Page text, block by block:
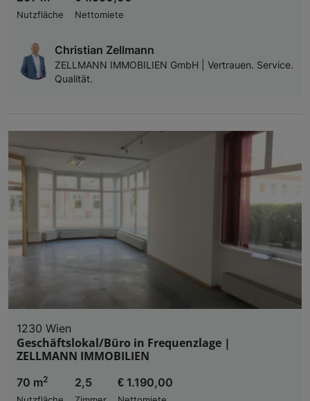
Nutzfläche
Nettomiete
Christian Zellmann
ZELLMANN IMMOBILIEN GmbH | Vertrauen. Service.
Qualität.
1230 Wien
Geschäftslokal/Büro in Frequenzlage |
ZELLMANN IMMOBILIEN
70 m2
2,5 € 1.190,00